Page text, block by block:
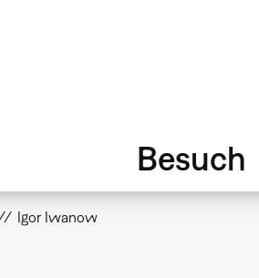
Besuch
Igor Iwanow